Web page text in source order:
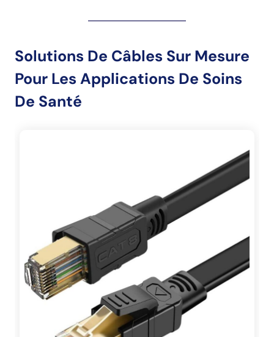
Solutions De Câbles Sur Mesure
Pour Les Applications De Soins
De Santé